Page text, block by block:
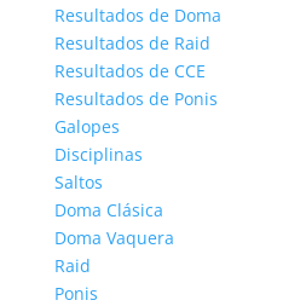
Resultados de Doma
Resultados de Raid
Resultados de CCE
Resultados de Ponis
Galopes
Disciplinas
Saltos
Doma Clásica
Doma Vaquera
Raid
Ponis